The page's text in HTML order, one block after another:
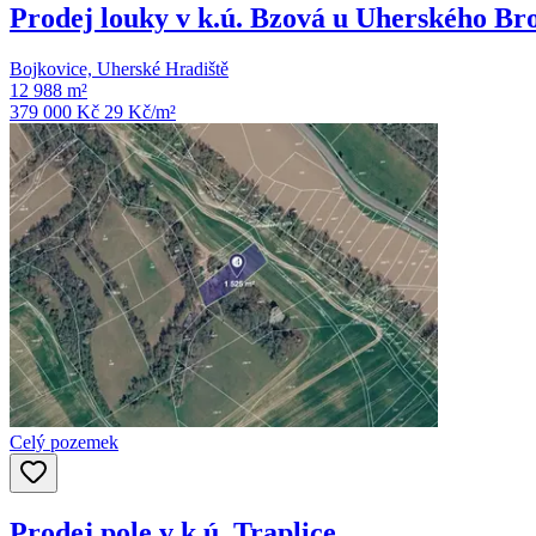
Prodej louky v k.ú. Bzová u Uherského
Bojkovice, Uherské Hradiště
12 988 m²
379 000 Kč 29 Kč/m²
Celý pozemek